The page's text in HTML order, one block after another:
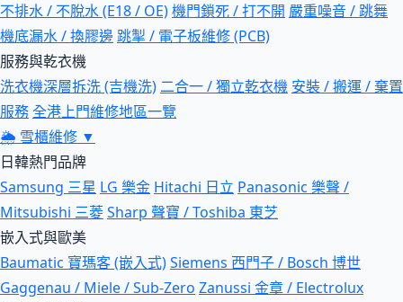
不排水 / 不脫水 (E18 / OE)機門鎖死 / 打不開 嚴重噪音 / 跳舞
機底漏水 / 換膠邊跳掣 / 電子板維修 (PCB)
服務與乾衣機
洗衣機深層拆洗 (吉機洗) 二合一 / 獨立乾衣機 安裝 / 搬運 / 棄置
服務全港上門維修地區一覽
🌦 雪櫃維修 ▼
日韓熱門品牌
Samsung 三星 LG 樂金 Hitachi 日立 Panasonic 樂聲 /
Mitsubishi 三菱Sharp 聲寶 / Toshiba 東芝
嵌入式與歐美
Baumatic 寶瑪客 (嵌入式)Siemens 西門子 / Bosch 博世
Gaggenau / Miele / Sub-Zero Zanussi 金章 / Electrolux